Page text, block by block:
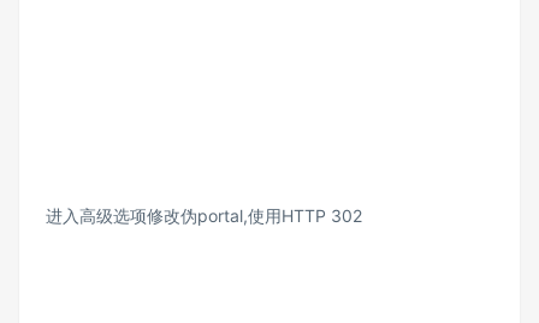
进入高级选项修改伪portal,使用HTTP 302